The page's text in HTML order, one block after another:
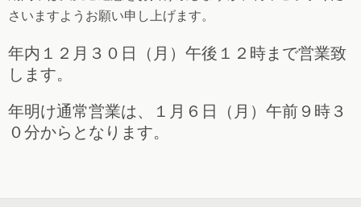
さいますようお願い申し上げます。
年内１２月３０日（月）午後１２時まで営業致
します。
年明け通常営業は、１月６日（月）午前９時３
０分からとなります。